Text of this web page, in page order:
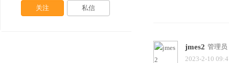
jmes2 管理员
2023-2-10
关注 私信